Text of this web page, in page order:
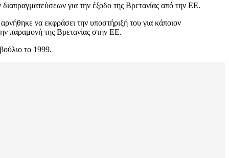
για την έξοδο της Βρετανίας από την ΕΕ.
να εκφράσει την υποστήριξή του για κάποιον
παραμονή της Βρετανίας στην ΕΕ.
το 1999.